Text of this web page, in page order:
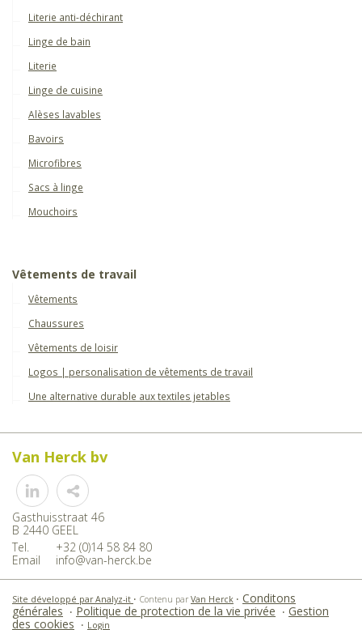
Literie anti-déchirant
Linge de bain
Literie
Linge de cuisine
Alèses lavables
Bavoirs
Microfibres
Sacs à linge
Mouchoirs
Vêtements de travail
Vêtements
Chaussures
Vêtements de loisir
Logos | personalisation de vêtements de travail
Une alternative durable aux textiles jetables
Van Herck bv
Share
Gasthuisstraat 46
B 2440 GEEL
Tel.
+32 (0)14 58 84 80
Email
info@van-herck.be
Site développé par Analyz-it • Contenu par Van Herck • Conditons
générales
• Politique de protection de la vie privée • Gestion
des cookies
• Login